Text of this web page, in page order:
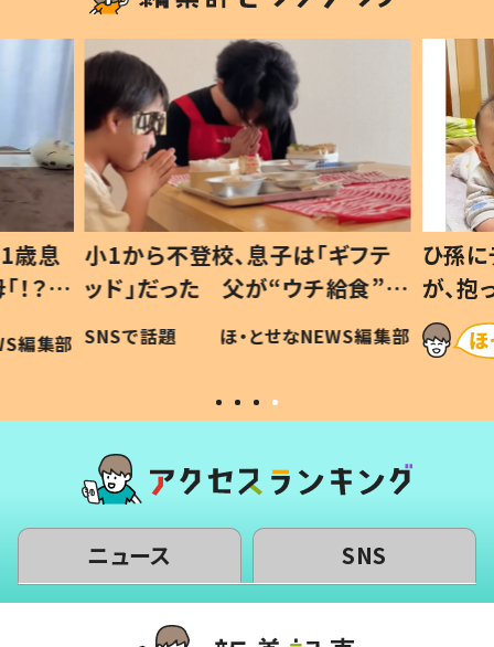
歳息
？」
編集部
小1から不登校、息子は「ギフテ
ッド」だった 父が“ウチ給食”を
作り続ける理由とは #令和の親
#令和の子
SNSで話題 ほ・とせなNEWS編集部
ひ孫
が、
「涙が
い」
ニュース SNS